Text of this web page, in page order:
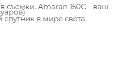
съемки. Amaran 150C - ваш
в мире света.